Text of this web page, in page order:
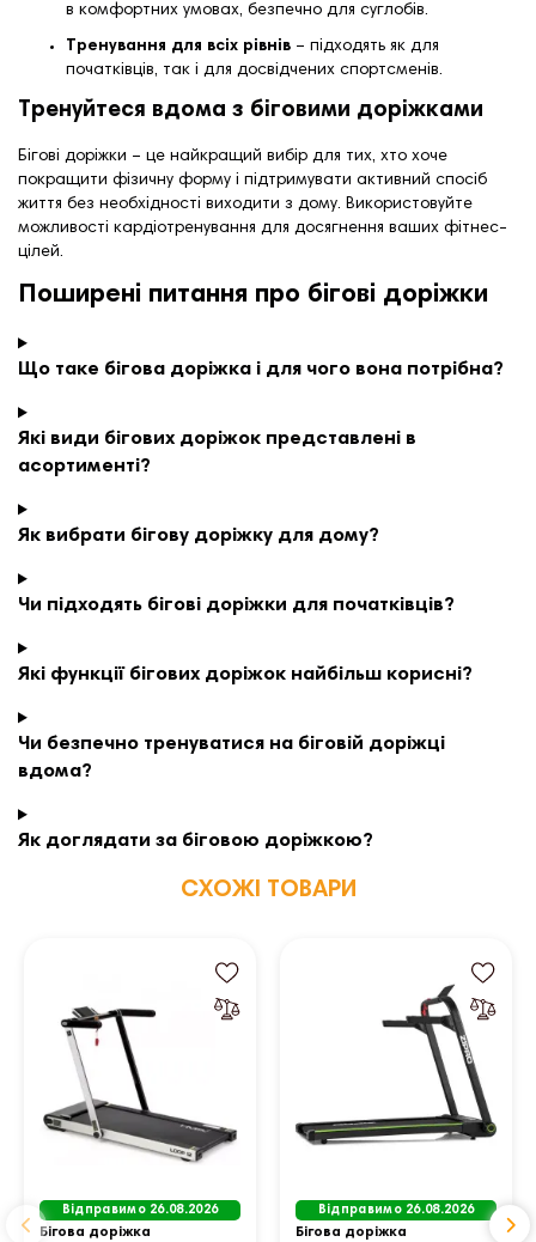
в комфортних умовах, безпечно для суглобів.
Тренування для всіх рівнів – підходять як для
початківців, так і для досвідчених спортсменів.
Тренуйтеся вдома з біговими доріжками
Бігові доріжки – це найкращий вибір для тих, хто хоче
покращити фізичну форму і підтримувати активний спосіб
життя без необхідності виходити з дому. Використовуйте
можливості кардіотренування для досягнення ваших фітнес-
цілей.
Поширені питання про бігові доріжки
Що таке бігова доріжка і для чого вона потрібна?
Які види бігових доріжок представлені в
асортименті?
Як вибрати бігову доріжку для дому?
Чи підходять бігові доріжки для початківців?
Які функції бігових доріжок найбільш корисні?
Чи безпечно тренуватися на біговій доріжці
вдома?
Як доглядати за біговою доріжкою?
СХОЖІ ТОВАРИ
Відправимо 26.08.2026
Бігова доріжка
Відправимо 26.08.2026
Бігова доріжка